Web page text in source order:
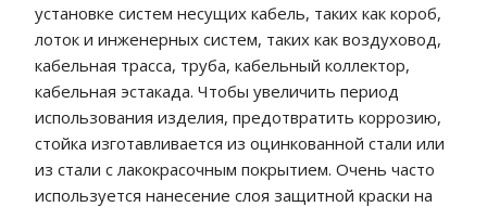
установке систем несущих кабель, таких как короб,
лоток и инженерных систем, таких как воздуховод,
кабельная трасса, труба, кабельный коллектор,
кабельная эстакада. Чтобы увеличить период
использования изделия, предотвратить коррозию,
стойка изготавливается из оцинкованной стали или
из стали с лакокрасочным покрытием. Очень часто
используется нанесение слоя защитной краски на